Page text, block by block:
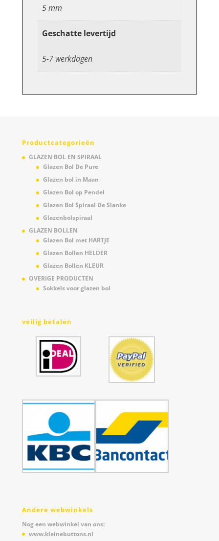
5 mm
Geschatte levertijd
5-7 werkdagen
Productcategorieën
GLAZEN BOL EN SPIRAAL
Glazen Bol De Pure
Glazen bol in Maan
Glazen Bol op Pendel
Glazen Bol Spiraal De Slanke
Glazenbolspiraal
GLAZEN BOLLEN
Glazen Bol met HARTJE
Glazen Bollen HELDER
Glazen Bollen KLEUR
OVERIGE PRODUCTEN
Sokkels voor glazen bol
veilig betalen
Andere webwinkels
Nog een webwinkel van ons:
www.kleinebuttons.nl